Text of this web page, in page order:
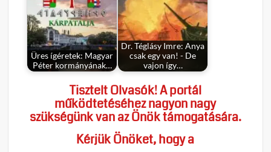
Üres ígéretek: Magyar
Péter kormányának…
Dr. Téglásy Imre: Anya
csak egy van! - De
vajon így…
Tisztelt Olvasók! A portál
működtetéséhez nagyon nagy
szükségünk van az Önök támogatására.
Kérjük Önöket, hogy a